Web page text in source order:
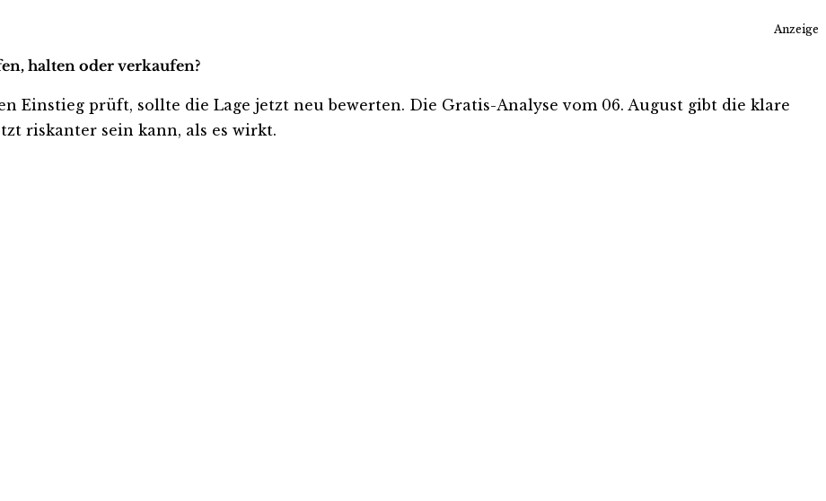
Anzeige
halten oder verkaufen?
Einstieg prüft, sollte die Lage jetzt neu bewerten. Die Gratis-Analyse vom 06. August gibt die klare
riskanter sein kann, als es wirkt.